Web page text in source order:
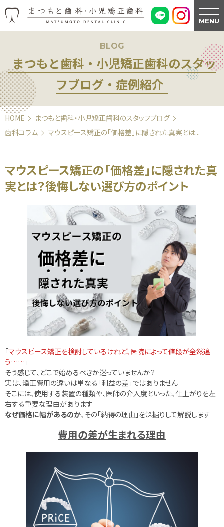
MENU
BLOG
まつもと歯科・小児矯正歯科のスタッ
フブログ・症例紹介
HOME
まつもと歯科・小児矯正歯科のスタッフブログ
歯科コラム
マウスピース矯正の「価格差」に隠された真実とは...
マウスピース矯正の「価格差」に隠された真
実とは？後悔しない選び方のポイント
「マウスピース矯正を検討しているけれど、医院によって値段が全然違
う…… 」
そう感じて、どこで始めるべきか迷っていませんか？
実は、矯正費用の違いは単なる「利益の差」ではありません
そこには、使用する装置の種類や、医師の介入度といった、仕上がりを左
右する重要な理由があります
なぜ価格に幅があるのか、その「納得の理由」を深掘りして解説します
費用の差が生まれる理由